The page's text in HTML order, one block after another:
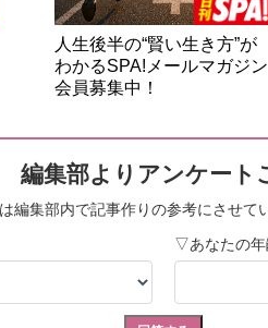
人生後半の“賢い生き方”が
わかるSPA!メールマガジン
会員募集中！